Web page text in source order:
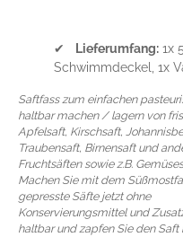
✔ Lieferumfang: 1x
Schwimmdeckel, 1x
Saftfass zum einfachen
haltbar machen / lagern von
Apfelsaft, Kirschsaft,
Traubensaft, Birnensaft und
Fruchtsäften sowie z.B.
Machen Sie mit dem
gepresste Säfte jetzt ohne
Konservierungsmittel und
haltbar und zapfen Sie den Saft